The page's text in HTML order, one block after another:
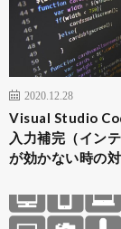
2020.12.28
Visual Studio
入力補完（イン
が効かない時の